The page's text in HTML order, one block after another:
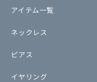
アイテム一覧
ネックレス
ピアス
イヤリング